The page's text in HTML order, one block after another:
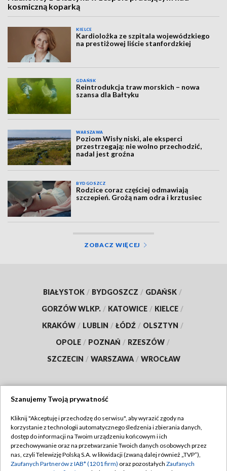
kosmiczną koparką
KIELCE
Kardiolożka ze szpitala wojewódzkiego
na prestiżowej liście stanfordzkiej
GDAŃSK
Reintrodukcja traw morskich – nowa
szansa dla Bałtyku
WARSZAWA
Poziom Wisły niski, ale eksperci
przestrzegają: nie wolno przechodzić,
nadal jest groźna
BYDGOSZCZ
Rodzice coraz częściej odmawiają
szczepień. Grożą nam odra i krztusiec
ZOBACZ WIĘCEJ
BIAŁYSTOK / BYDGOSZCZ / GDAŃSK /
GORZÓW WLKP. / KATOWICE / KIELCE /
KRAKÓW / LUBLIN / ŁÓDŹ / OLSZTYN /
OPOLE / POZNAŃ / RZESZÓW /
SZCZECIN / WARSZAWA / WROCŁAW
TVP
Abonament TVP
Emisja w TVP
Regulamin TVP
Polityka prywatności
Szanujemy Twoją prywatność
Kliknij "Akceptuję i przechodzę do serwisu", aby wyrazić zgody na
korzystanie z technologii automatycznego śledzenia i zbierania danych,
dostęp do informacji na Twoim urządzeniu końcowym i ich
przechowywanie oraz na przetwarzanie Twoich danych osobowych przez
nas, czyli Telewizję Polską S.A. w likwidacji (zwaną dalej również „TVP”),
Zaufanych Partnerów z IAB* (1201 firm) oraz pozostałych Zaufanych